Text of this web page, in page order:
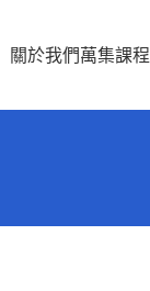
關於我們萬集課程